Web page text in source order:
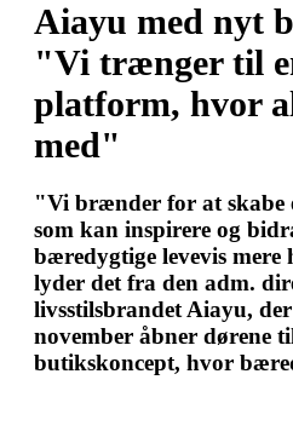
Aiayu med nyt
"Vi trænger til
platform, hvor
med"
"Vi brænder for at skabe
som kan inspirere og
bæredygtige levevis
lyder det fra den adm.
livsstilsbrandet Aiayu,
november åbner dørene
butikskoncept, hvor